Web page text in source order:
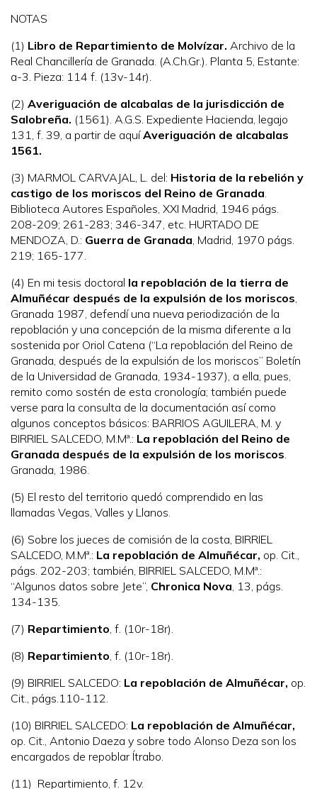
NOTAS
(1) Libro de Repartimiento de Molvízar. Archivo de la
Real Chancillería de Granada. (A.Ch.Gr.). Planta 5, Estante:
a-3. Pieza: 114 f. (13v-14r).
(2) Averiguación de alcabalas de la jurisdicción de
Salobreña. (1561). A.G.S. Expediente Hacienda, legajo
131, f. 39, a partir de aquíAveriguación de alcabalas
1561.
(3) MARMOL CARVAJAL, L. del: Historia de la rebelión y
castigo de los moriscos del Reino de Granada.
Biblioteca Autores Españoles, XXI Madrid, 1946 págs.
208-209; 261-283; 346-347, etc. HURTADO DE
MENDOZA, D.: Guerra de Granada, Madrid, 1970 págs.
219; 165-177.
(4) En mi tesis doctoral la repoblación de la tierra de
Almuñécar después de la expulsión de los moriscos,
Granada 1987, defendí una nueva periodización de la
repoblación y una concepción de la misma diferente a la
sostenida por Oriol Catena (“La repoblación del Reino de
Granada, después de la expulsión de los moriscos” Boletín
de la Universidad de Granada, 1934-1937), a ella, pues,
remito como sostén de esta cronología; también puede
verse para la consulta de la documentación así como
algunos conceptos básicos: BARRIOS AGUILERA, M. y
BIRRIEL SALCEDO, M.Mª.: La repoblación del Reino de
Granada después de la expulsión de los moriscos.
Granada, 1986.
(5) El resto del territorio quedó comprendido en las
llamadas Vegas, Valles y Llanos.
(6) Sobre los jueces de comisión de la costa, BIRRIEL
SALCEDO, M.Mª.: La repoblación de Almuñécar, op. Cit.,
págs. 202-203; también, BIRRIEL SALCEDO, M.Mª.:
“Algunos datos sobre Jete”, Chronica Nova, 13, págs.
134-135.
(7) Repartimiento, f. (10r-18r).
(8) Repartimiento, f. (10r-18r).
(9) BIRRIEL SALCEDO: La repoblación de Almuñécar, op.
Cit., págs.110-112.
(10) BIRRIEL SALCEDO: La repoblación de Almuñécar,
op. Cit., Antonio Daeza y sobre todo Alonso Deza son los
encargados de repoblar Ítrabo.
(11) Repartimiento, f. 12v.